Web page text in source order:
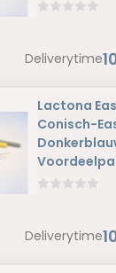
Deliverytime
Lactona
Conisch-
Deliverytime